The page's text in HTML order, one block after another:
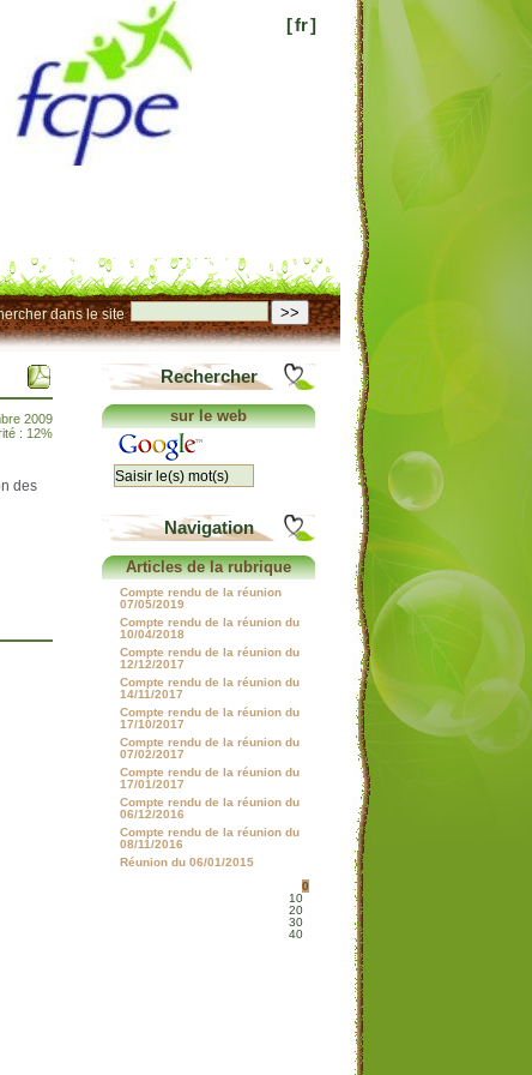
[fr]
>>
dans le site
2009
: 12%
des
Rechercher
sur le web
Navigation
Articles de la rubrique
Compte rendu de la réunion
07/05/2019
Compte rendu de la réunion du
10/04/2018
Compte rendu de la réunion du
12/12/2017
Compte rendu de la réunion du
14/11/2017
Compte rendu de la réunion du
17/10/2017
Compte rendu de la réunion du
07/02/2017
Compte rendu de la réunion du
17/01/2017
Compte rendu de la réunion du
06/12/2016
Compte rendu de la réunion du
08/11/2016
Réunion du 06/01/2015
0
10
20
30
40